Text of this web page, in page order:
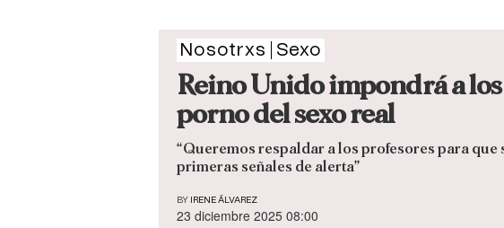
Nosotrxs Sexo
Reino Unido impondrá a
porno del sexo real
“Queremos respaldar a los profesores para
primeras señales de alerta”
BY IRENE ÁLVAREZ
23 diciembre 2025 08:00